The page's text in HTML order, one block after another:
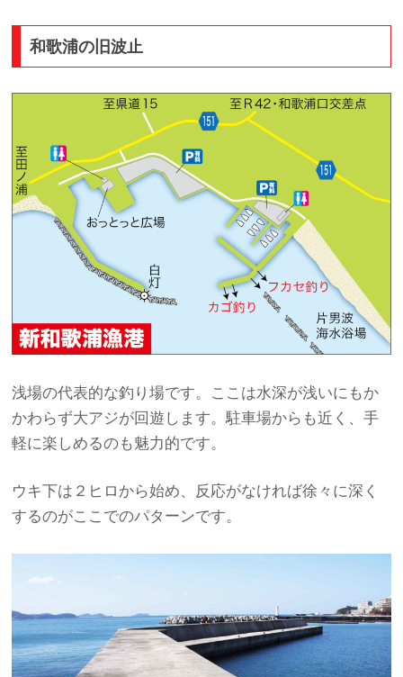
和歌浦の旧波止
浅場の代表的な釣り場です。ここは水深が浅いにもか
かわらず大アジが回遊します。駐車場からも近く、手
軽に楽しめるのも魅力的です。
ウキ下は２ヒロから始め、反応がなければ徐々に深く
するのがここでのパターンです。